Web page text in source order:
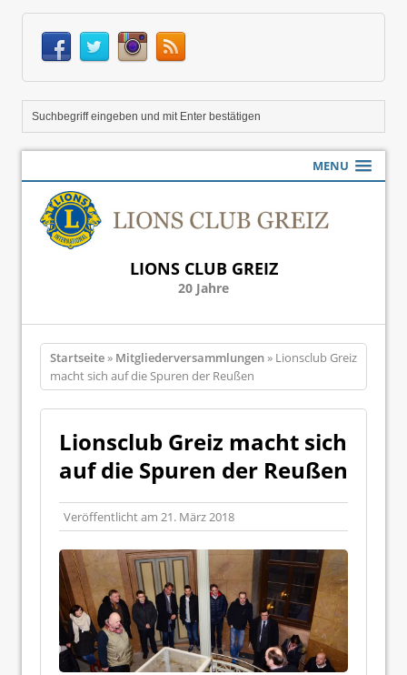
MENU
LIONS CLUB GREIZ
20 Jahre
Startseite» Mitgliederversammlungen» Lionsclub Greiz
macht sich auf die Spuren der Reußen
Lionsclub Greiz macht sich
auf die Spuren der Reußen
Veröffentlicht am 21. März 2018